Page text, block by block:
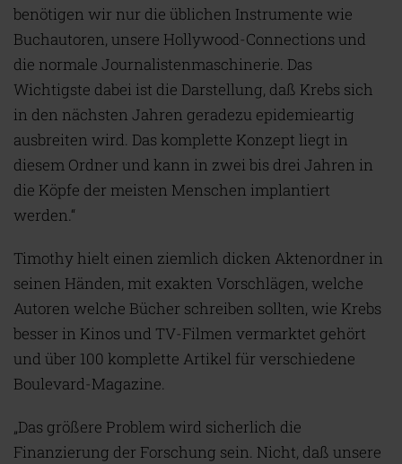
benötigen wir nur die üblichen Instrumente wie
Buchautoren, unsere Hollywood-Connections und
die normale Journalistenmaschinerie. Das
Wichtigste dabei ist die Darstellung, daß Krebs sich
in den nächsten Jahren geradezu epidemieartig
ausbreiten wird. Das komplette Konzept liegt in
diesem Ordner und kann in zwei bis drei Jahren in
die Köpfe der meisten Menschen implantiert
werden.“
Timothy hielt einen ziemlich dicken Aktenordner in
seinen Händen, mit exakten Vorschlägen, welche
Autoren welche Bücher schreiben sollten, wie Krebs
besser in Kinos und TV-Filmen vermarktet gehört
und über 100 komplette Artikel für verschiedene
Boulevard-Magazine.
„Das größere Problem wird sicherlich die
Finanzierung der Forschung sein. Nicht, daß unsere